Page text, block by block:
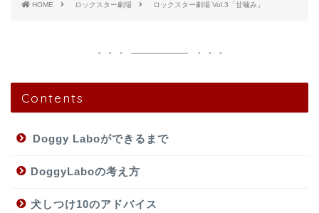
HOME ロックスター劇場 ロックスター劇場 Vol.3「甘噛み」
Contents
Doggy Laboができるまで
DoggyLaboの考え方
犬しつけ10のアドバイス